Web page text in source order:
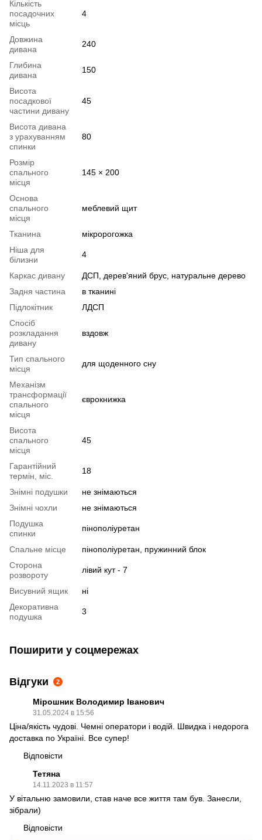
Кількість
посадочних
місць
4
Довжина
дивана
240
Глибина
дивана
150
Висота
посадкової
частини дивану
45
Висота дивана
з урахуванням
спинки
80
Розмір
спального
місця
145 × 200
Основа
спального
місця
меблевий щит
Тканина
мікророгожка
Ніша для
білизни
4
Каркас дивану
ДСП, дерев'яний брус, натуральне дерево
Задня частина
в тканині
Підлокітник
ЛДСП
Спосіб
розкладання
дивану
вздовж
Тип спального
місця
для щоденного сну
Механізм
трансформації
спального
місця
єврокнижка
Висота
спального
місця
45
Гарантійний
термін, міс.
18
Знімні подушки
не знімаються
Знімні чохли
не знімаються
Подушка
спинки
пінополіуретан
Спальне місце
пінополіуретан, пружинний блок
Сторона
розвороту
лівий кут - 7
Висувний ящик
ні
Декоративна
подушка
3
Поширити у соцмережах
Відгуки 2
Мірошник Володимир Іванович
31.05.2024 в 15:56
Ціна/якість чудові. Чемні оператори і водій. Швидка і недорога
доставка по Україні. Все супер!
Відповісти
Тетяна
14.11.2023 в 11:57
У вітальню замовили, став наче все життя там був. Занесли,
зібрали)
Відповісти